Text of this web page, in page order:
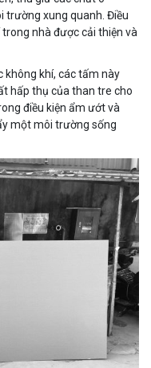
trường xung quanh. Điều
nhà được cải thiện và
không khí, các tấm này
hấp thụ của than tre cho
điều kiện ẩm ướt và
một môi trường sống